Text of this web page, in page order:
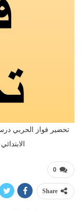
تحضير فواز الحربي
0
Share